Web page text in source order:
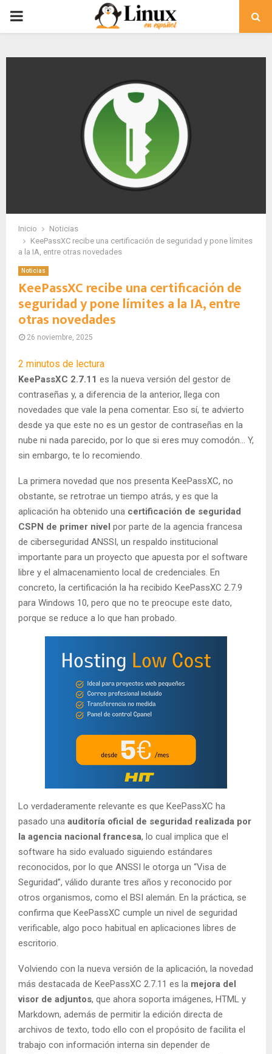
PRIMARY
Inicio
Noticias
KeePassXC recibe una certificación de seguridad y pone límites
a la IA, entre otras novedades
Noticias
KeePassXC recibe una certificación de
seguridad y pone límites a la IA, entre
otras novedades
26 noviembre, 2025
2 minutos de lectura
KeePassXC 2.7.11 es la nueva versión del gestor de
contraseñas y, a diferencia de la anterior, llega con
novedades que vale la pena comentar. Eso sí, te advierto
desde ya que este no es un gestor de contraseñas en la
nube ni nada parecido, por lo que si eres muy comodón… Y,
sin embargo, te lo recomiendo.
La primera novedad que nos presenta KeePassXC, no
obstante, se retrotrae un tiempo atrás, y es que la
aplicación ha obtenido una certificación de seguridad
CSPN de primer nivel por parte de la agencia francesa
de ciberseguridad ANSSI, un respaldo institucional
importante para un proyecto que apuesta por el software
libre y el almacenamiento local de credenciales. En
concreto, la certificación la ha recibido KeePassXC 2.7.9
para Windows 10, pero que no te preocupe este dato,
porque se reduce a lo que han probado.
Lo verdaderamente relevante es que KeePassXC ha
pasado una auditoría oficial de seguridad realizada por
la agencia nacional francesa, lo cual implica que el
software ha sido evaluado siguiendo estándares
reconocidos, por lo que ANSSI le otorga un “Visa de
Seguridad”, válido durante tres años y reconocido por
otros organismos, como el BSI alemán. En la práctica, se
confirma que KeePassXC cumple un nivel de seguridad
verificable, algo poco habitual en aplicaciones libres de
escritorio.
Volviendo con la nueva versión de la aplicación, la novedad
más destacada de KeePassXC 2.7.11 es la mejora del
visor de adjuntos, que ahora soporta imágenes, HTML y
Markdown, además de permitir la edición directa de
archivos de texto, todo ello con el propósito de facilita el
trabajo con información interna sin depender de